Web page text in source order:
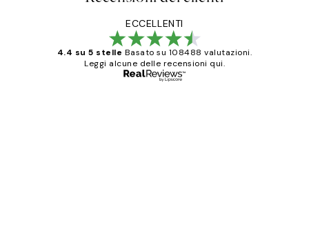
ECCELLENTI
4.4 su 5 stelle Basato su 108488 valutazioni.
Leggi alcune delle recensioni qui.